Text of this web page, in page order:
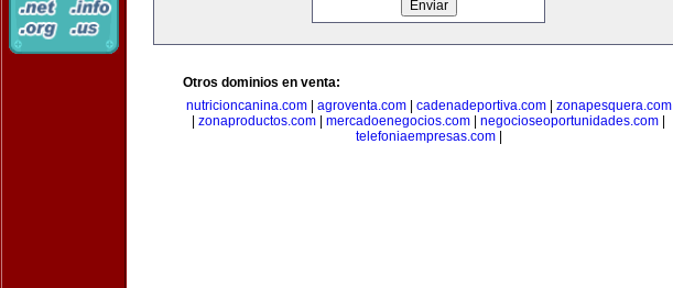
Otros dominios en venta:
nutricioncanina.com| agroventa.com| cadenadeportiva.com| zonapesquera.com
zonaproductos.com mercadoenegocios.com negocioseoportunidades.com
telefoniaempresas.com|